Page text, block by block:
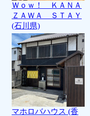
Ｗｏｗ！ ＫＡＮＡ
ＺＡＷＡ ＳＴＡＹ
(石川県)
マホロバハウス (香